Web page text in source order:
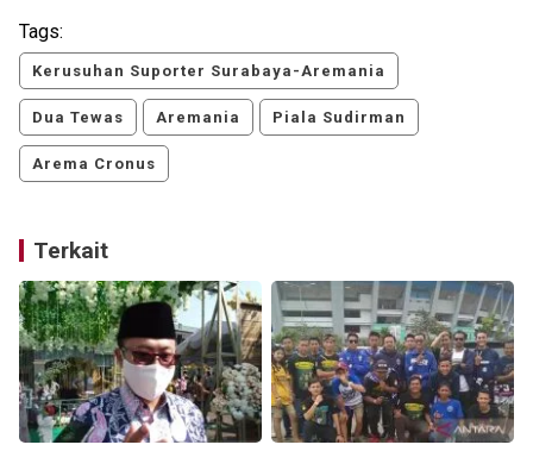
Tags:
Kerusuhan Suporter Surabaya-Aremania
Dua Tewas Aremania Piala Sudirman
Arema Cronus
Terkait